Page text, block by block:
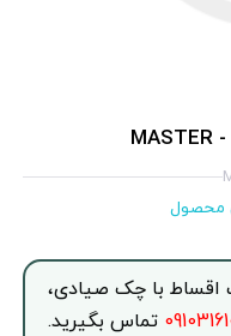
محصول
با چک صیادی،
تماس بگیرید.